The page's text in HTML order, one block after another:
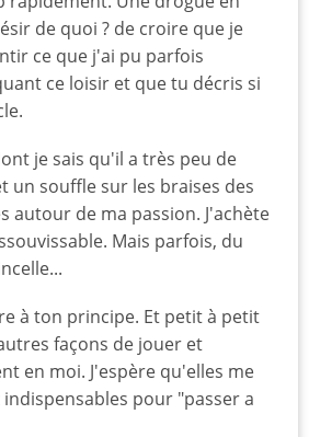
de quoi ? de croire que je
ce que j'ai pu parfois
ce loisir et que tu décris si
je sais qu'il a très peu de
un souffle sur les braises des
autour de ma passion. J'achète
Mais parfois, du
à ton principe. Et petit à petit
façons de jouer et
en moi. J'espère qu'elles me
pour "passer a